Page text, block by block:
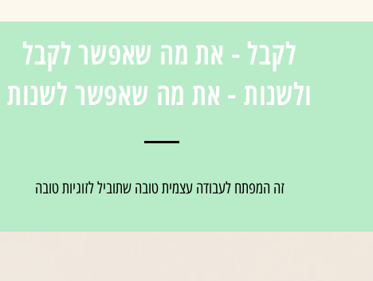
לקבל - את מה שאפשר לקבל
ולשנות - את מה שאפשר לשנות
זה המפתח לעבודה עצמית טובה שתוביל לזוגיות טובה